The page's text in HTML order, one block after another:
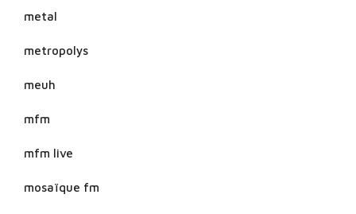
metal
metropolys
meuh
mfm
mfm live
mosaïque fm